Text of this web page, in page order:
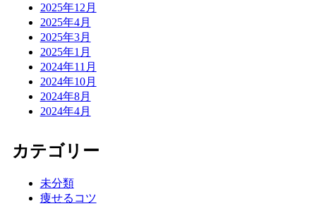
2025年12月
2025年4月
2025年3月
2025年1月
2024年11月
2024年10月
2024年8月
2024年4月
カテゴリー
未分類
痩せるコツ